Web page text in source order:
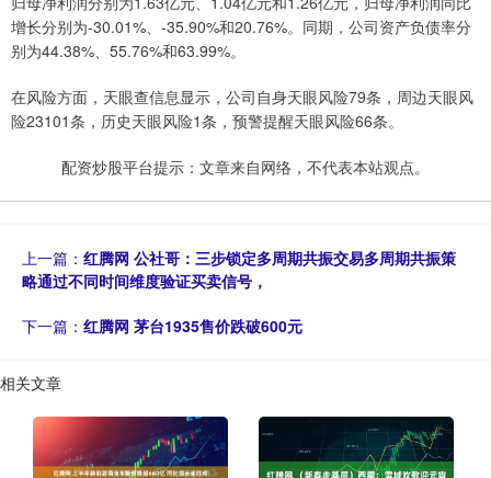
增长分别为-30.01%、-35.90%和20.76%。同期，公司资产负债率分
别为44.38%、55.76%和63.99%。
在风险方面，天眼查信息显示，公司自身天眼风险79条，周边天眼风
险23101条，历史天眼风险1条，预警提醒天眼风险66条。
配资炒股平台提示：文章来自网络，不代表本站观点。
上一篇： 红腾网 公社哥：三步锁定多周期共振交易多周期共振策
略通过不同时间维度验证买卖信号，
下一篇： 红腾网 茅台1935售价跌破600元
相关文章